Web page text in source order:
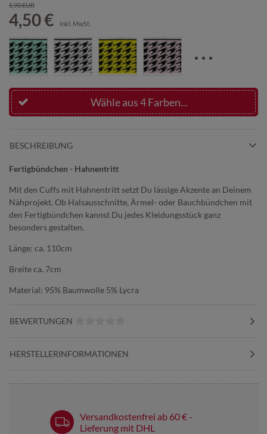
5,90 EUR
4,50 € inkl. MwSt.
Wähle aus 4 Farben...
BESCHREIBUNG
Fertigbündchen - Hahnentritt
Mit den Cuffs mit Hahnentritt setzt Du lässige Akzente an Deinem
Nähprojekt. Ob Halsausschnitte, Ärmel- oder Bauchbündchen mit
den Fertigbündchen kannst Du jedes Kleidungsstück ganz
besonders gestalten.
Länge: ca. 110cm
Breite ca. 7cm
Material: 95% Baumwolle 5% Lycra
BEWERTUNGEN
HERSTELLERINFORMATIONEN
Versandkostenfrei ab 60 € -
Lieferung mit DHL